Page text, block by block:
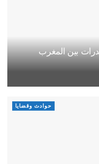
بين المغرب
حوادث وقضايا